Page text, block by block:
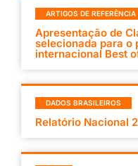
ARTIGOS DE REFERÊNCIA
Apresentação de
selecionada para o
internacional Best
DADOS BRASILEIROS
Relatório Nacional